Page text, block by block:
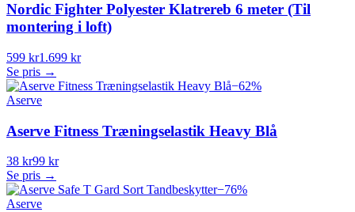
Nordic Fighter Polyester Klatrereb 6 meter (Til
montering i loft)
599 kr1.699 kr
Se pris →
−62%
Aserve
Aserve Fitness Træningselastik Heavy Blå
38 kr99 kr
Se pris →
−76%
Aserve